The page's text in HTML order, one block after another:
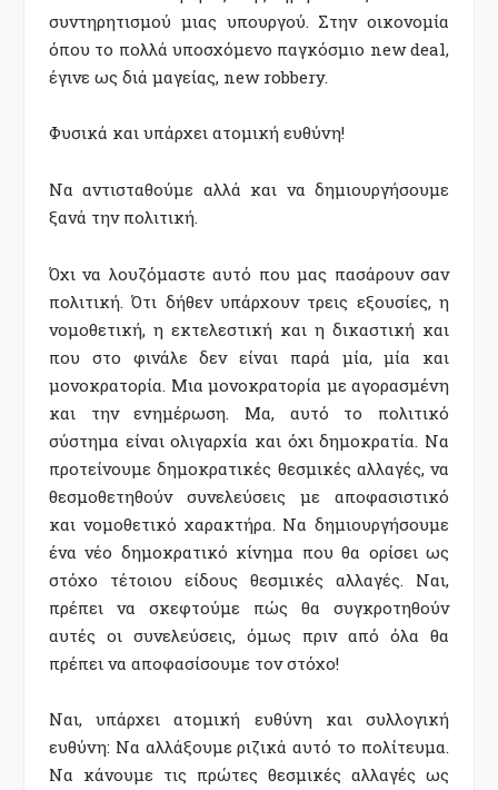
συντηρητισμού μιας υπουργού. Στην οικονομία
όπου το πολλά υποσχόμενο παγκόσμιο new deal,
έγινε ως διά μαγείας, new robbery.
Φυσικά και υπάρχει ατομική ευθύνη!
Να αντισταθούμε αλλά και να δημιουργήσουμε
ξανά την πολιτική.
Όχι να λουζόμαστε αυτό που μας πασάρουν σαν
πολιτική. Ότι δήθεν υπάρχουν τρεις εξουσίες, η
νομοθετική, η εκτελεστική και η δικαστική και
που στο φινάλε δεν είναι παρά μία, μία και
μονοκρατορία. Μια μονοκρατορία με αγορασμένη
και την ενημέρωση. Μα, αυτό το πολιτικό
σύστημα είναι ολιγαρχία και όχι δημοκρατία. Να
προτείνουμε δημοκρατικές θεσμικές αλλαγές, να
θεσμοθετηθούν συνελεύσεις με αποφασιστικό
και νομοθετικό χαρακτήρα. Να δημιουργήσουμε
ένα νέο δημοκρατικό κίνημα που θα ορίσει ως
στόχο τέτοιου είδους θεσμικές αλλαγές. Ναι,
πρέπει να σκεφτούμε πώς θα συγκροτηθούν
αυτές οι συνελεύσεις, όμως πριν από όλα θα
πρέπει να αποφασίσουμε τον στόχο!
Ναι, υπάρχει ατομική ευθύνη και συλλογική
ευθύνη: Να αλλάξουμε ριζικά αυτό το πολίτευμα.
Να κάνουμε τις πρώτες θεσμικές αλλαγές ως